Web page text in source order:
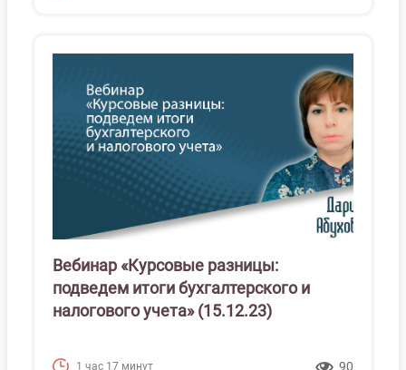
Вебинар «Курсовые разницы:
подведем итоги бухгалтерского и
налогового учета» (15.12.23)
1 час 17 минут 90